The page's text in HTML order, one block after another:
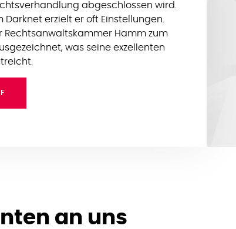
abgeschlossen wird.
Darknet erzielt er oft Einstellungen.
Rechtsanwaltskammer Hamm zum
was seine exzellenten
an uns